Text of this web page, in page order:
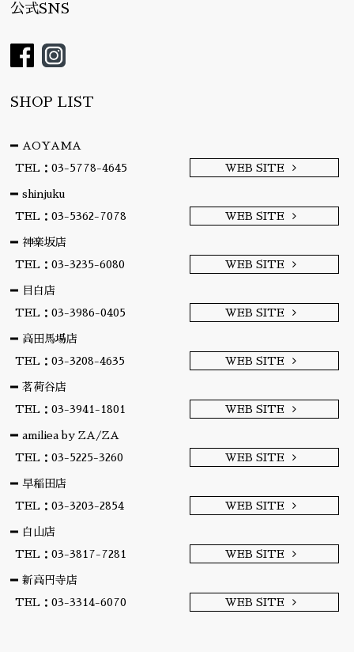
公式SNS
SHOP LIST
AOYAMA
TEL：03-5778-4645
WEB SITE
shinjuku
TEL：03-5362-7078
WEB SITE
神楽坂店
TEL：03-3235-6080
WEB SITE
目白店
TEL：03-3986-0405
WEB SITE
高田馬場店
TEL：03-3208-4635
WEB SITE
茗荷谷店
TEL：03-3941-1801
WEB SITE
amiliea by ZA/ZA
TEL：03-5225-3260
WEB SITE
早稲田店
TEL：03-3203-2854
WEB SITE
白山店
TEL：03-3817-7281
WEB SITE
新高円寺店
TEL：03-3314-6070
WEB SITE